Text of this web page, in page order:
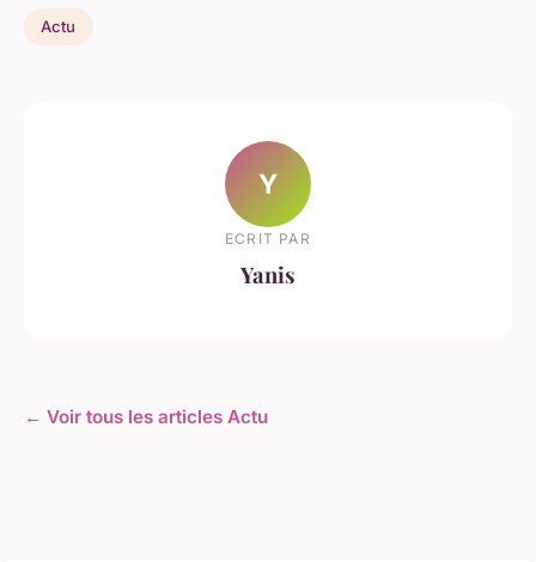
Actu
Y
ECRIT PAR
Yanis
← Voir tous les articles Actu